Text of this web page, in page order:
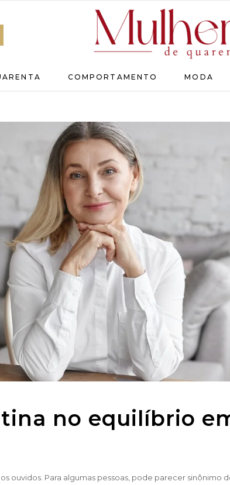
MULHERES
Para
as
mulheres
que
chegaram
lá!
COMPORTAMENTO MODA
no equilíbrio
ouvidos. Para algumas pessoas, pode parecer sinônimo